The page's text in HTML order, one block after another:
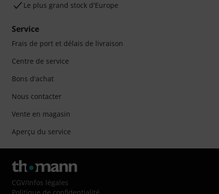
Le plus grand stock d'Europe
Service
Frais de port et délais de livraison
Centre de service
Bons d'achat
Nous contacter
Vente en magasin
Aperçu du service
CGV/Infos légales